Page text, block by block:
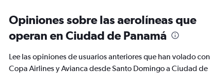
displaying
values.
Range:
to
750.
Opiniones sobre las aerolíneas que
operan en Ciudad de Panamá
Lee las opiniones de usuarios anteriores que han volado con
Copa Airlines y Avianca desde Santo Domingo a Ciudad de